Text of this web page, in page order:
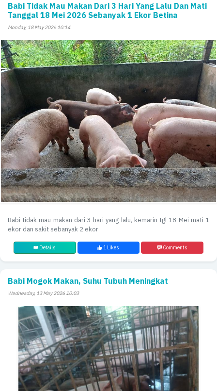
Babi Tidak Mau Makan Dari 3 Hari Yang Lalu Dan Mati
Tanggal 18 Mei 2026 Sebanyak 1 Ekor Betina
Monday, 18 May 2026 10:14
Babi tidak mau makan dari 3 hari yang lalu, kemarin tgl 18 Mei mati 1
ekor dan sakit sebanyak 2 ekor
Details 1 Likes Comments
Babi Mogok Makan, Suhu Tubuh Meningkat
Wednesday, 13 May 2026 10:03